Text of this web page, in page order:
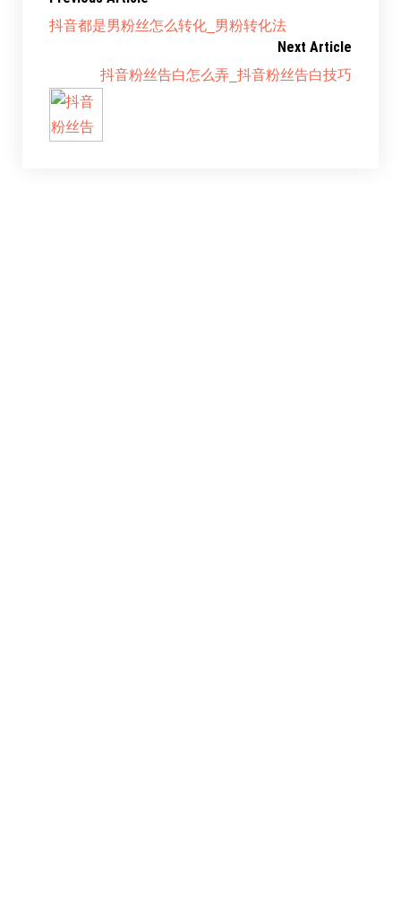
抖音都是男粉丝怎么转化_男粉转化法
Next Article
抖音粉丝告白怎么弄_抖音粉丝告白技巧